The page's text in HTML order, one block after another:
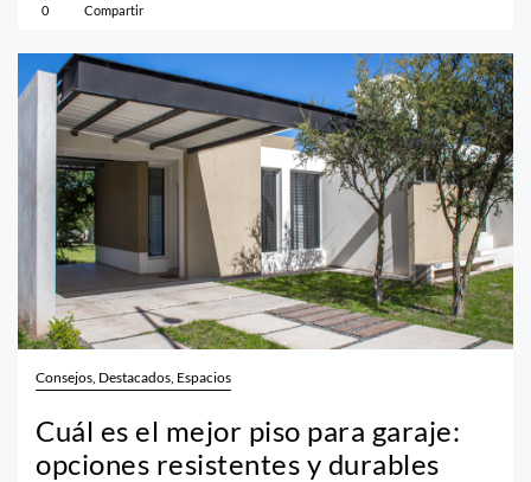
0 Compartir
Consejos, Destacados, Espacios
Cuál es el mejor piso para garaje:
opciones resistentes y durables